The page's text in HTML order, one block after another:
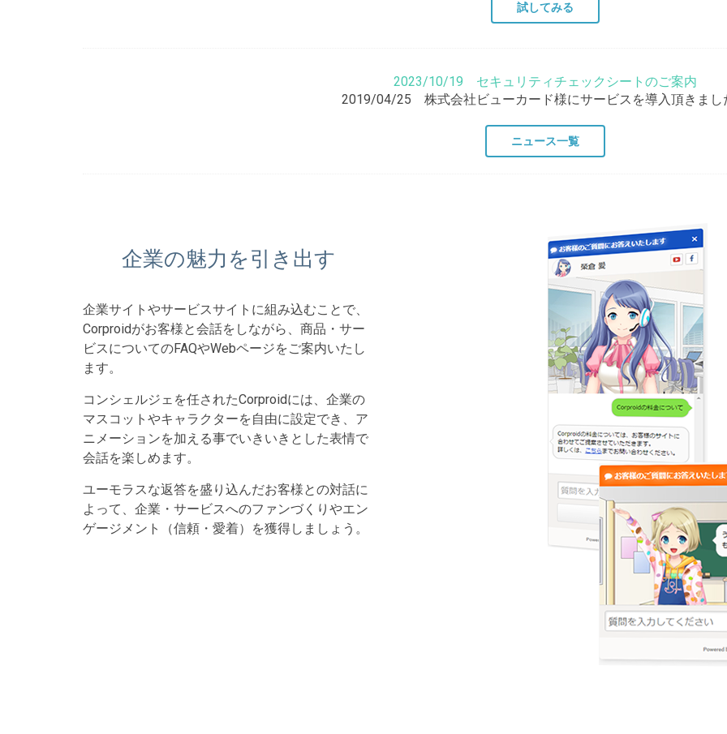
試してみる
2023/10/19 セキュリティチェックシートのご案内
2019/04/25 株式会社ビューカード様にサービスを導入頂きまし
ニュース一覧
企業の魅力を引き出す
企業サイトやサービスサイトに組み込むことで、
Corproidがお客様と会話をしながら、商品・サー
ビスについてのFAQやWebページをご案内いたし
ます。
コンシェルジェを任されたCorproidには、企業の
マスコットやキャラクターを自由に設定でき、ア
ニメーションを加える事でいきいきとした表情で
会話を楽しめます。
ユーモラスな返答を盛り込んだお客様との対話に
よって、企業・サービスへのファンづくりやエン
ゲージメント（信頼・愛着）を獲得しましょう。